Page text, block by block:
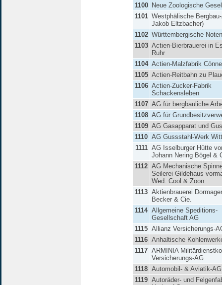
1100
Neue Zoologische
1101 Westphälische
Jakob Eltzbacher)
1102 Württembergische
1103 Actien-Bierbrauerei in
Ruhr
1104 Actien-Malzfabrik
1105 Actien-Reitbahn zu
1106 Actien-Zucker-Fabrik
Schackensleben
1107 AG für bergbauliche
1108 AG für
1109 AG Gasapparat und
1110 AG Gussstahl-Werk
1111 AG Isselburger Hütte
Johann Nering Bögel &
1112 AG Mechanische
Seilerei Gildehaus
Wed. Cool & Zoon
1113 Aktienbrauerei
Becker & Cie.
1114 Allgemeine Speditions-
Gesellschaft AG
1115 Allianz Versicherungs-
1116 Anhaltische
1117 ARMINIA
Versicherungs-AG
1118 Automobil- & Aviatik-AG
1119 Autoräder- und